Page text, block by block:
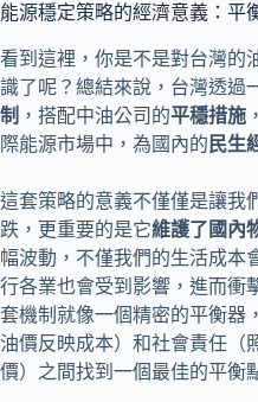
能源穩定策略的經濟意義：平
看到這裡，你是不是對台灣的
識了呢？總結來說，台灣透過
制 ，搭配中油公司的平穩措施
際能源市場中，為國內的 民生
這套策略的意義不僅僅是讓我
跌，更重要的是它維護了國內
幅波動，不僅我們的生活成本
行各業也會受到影響，進而衝
套機制就像一個精密的平衡器
油價反映成本）和社會責任（
價）之間找到一個最佳的平衡